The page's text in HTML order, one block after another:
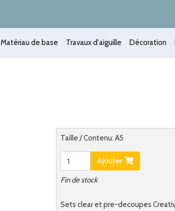
Matériau de base Travaux d'aiguille Décoration
Taille / Contenu: A5
Ajouter
Fin de stock
Sets clear et pre-decoupes